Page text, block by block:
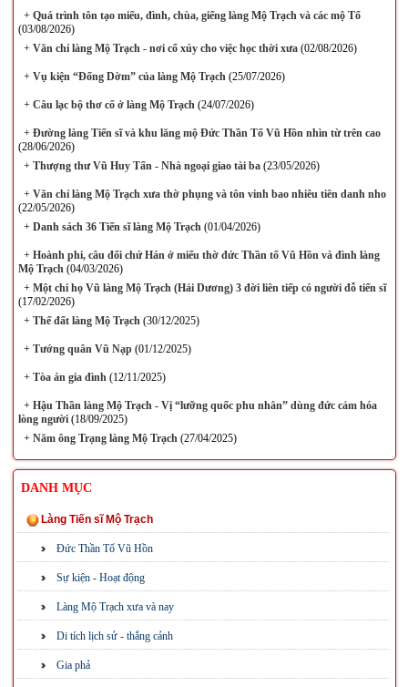
+Quá trình tôn tạo miếu, đình, chùa, giếng làng Mộ Trạch và các mộ Tổ
(03/08/2026)
+Văn chỉ làng Mộ Trạch - nơi cổ xúy cho việc học thời xưa(02/08/2026)
+Vụ kiện “Đống Dờm” của làng Mộ Trạch(25/07/2026)
+Câu lạc bộ thơ cổ ở làng Mộ Trạch(24/07/2026)
+Đường làng Tiến sĩ và khu lăng mộ Đức Thần Tổ Vũ Hồn nhìn từ trên cao
(28/06/2026)
+Thượng thư Vũ Huy Tấn - Nhà ngoại giao tài ba(23/05/2026)
+Văn chỉ làng Mộ Trạch xưa thờ phụng và tôn vinh bao nhiêu tiên danh nho
(22/05/2026)
+Danh sách 36 Tiến sĩ làng Mộ Trạch(01/04/2026)
+Hoành phi, câu đối chứ Hán ở miếu thờ đức Thần tổ Vũ Hồn và đình làng
Mộ Trạch(04/03/2026)
+Một chi họ Vũ làng Mộ Trạch (Hải Dương) 3 đời liên tiếp có người đỗ tiến sĩ
(17/02/2026)
+Thế đất làng Mộ Trạch(30/12/2025)
+Tướng quân Vũ Nạp(01/12/2025)
+Tòa án gia đình(12/11/2025)
+Hậu Thần làng Mộ Trạch - Vị “lưỡng quốc phu nhân” dùng đức cảm hóa
lòng người(18/09/2025)
+Năm ông Trạng làng Mộ Trạch(27/04/2025)
DANH MỤC
Làng Tiến sĩ Mộ Trạch
Đức Thần Tổ Vũ Hồn
Sự kiện - Hoạt động
Làng Mộ Trạch xưa và nay
Di tích lịch sử - thắng cảnh
Gia phả